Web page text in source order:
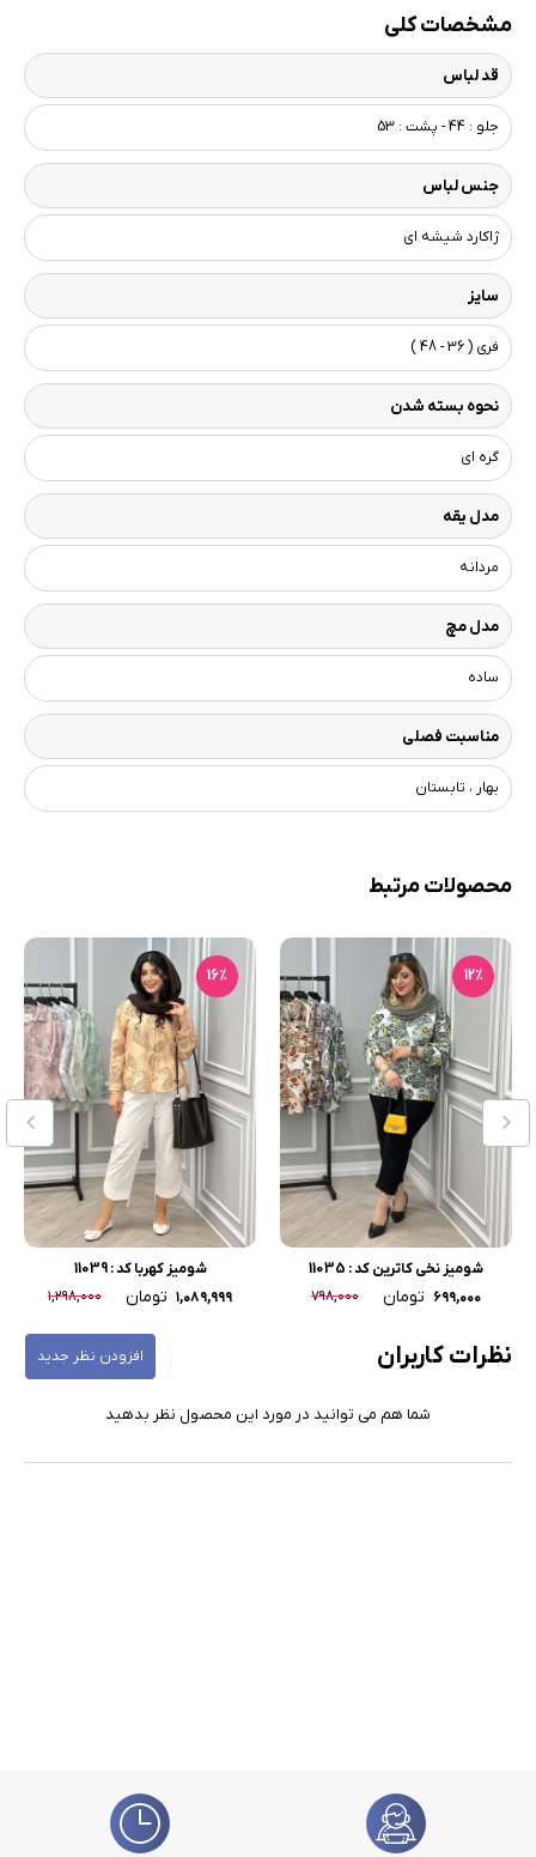
مشخصات کلی
قد لباس
جلو : 44 - پشت : 53
جنس لباس
ژاکارد شیشه ای
سایز
فری ( 36 - 48 )
نحوه بسته شدن
گره ای
مدل یقه
مردانه
مدل مچ
ساده
مناسبت فصلی
بهار ، تابستان
محصولات مرتبط
12٪
شومیز نخی کاترین کد : 11035
۶۹۹,۰۰۰ تومان ۷۹۸,۰۰۰
16٪
شومیز کهربا کد : 11039
۱,۰۸۹,۹۹۹ تومان ۱,۲۹۸,۰۰۰
نظرات کاربران افزودن نظر جدید
شما هم می توانید در مورد این محصول نظر بدهید